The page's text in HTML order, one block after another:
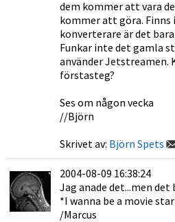
dem kommer att vara
kommer att göra.
konverterare är det
Funkar inte det gamla
använder Jetstreamen.
förstasteg?
Ses om någon vecka
//Björn
Skrivet av: Björn Spets
2004-08-09 16:38:24
Jag anade det...men det
*I wanna be a movie
/Marcus